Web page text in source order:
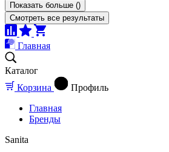
Показать больше ()
Смотреть все результаты
Главная
Каталог
Корзина
Профиль
Главная
Бренды
Sanita